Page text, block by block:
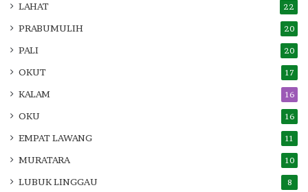
LAHAT 22
PRABUMULIH 20
PALI 20
OKUT 17
KALAM 16
OKU 16
EMPAT LAWANG 11
MURATARA 10
LUBUK LINGGAU 8